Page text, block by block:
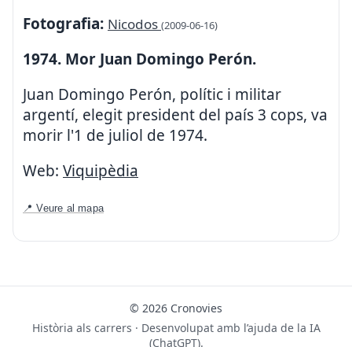
Fotografia: Nicodos (2009-06-16)
1974. Mor Juan Domingo Perón.
Juan Domingo Perón, polític i militar
argentí, elegit president del país 3 cops, va
morir l'1 de juliol de 1974.
Web: Viquipèdia
📍 Veure al mapa
© 2026 Cronovies
Història als carrers · Desenvolupat amb l’ajuda de la IA
(ChatGPT).